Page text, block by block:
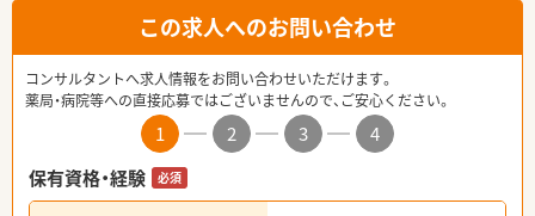
この求人へのお問い合わせ
コンサルタントへ求人情報をお問い合わせいただけます。
薬局・病院等への直接応募ではございませんので、ご安心ください。
1 2 3
4
保有資格・経験
必須